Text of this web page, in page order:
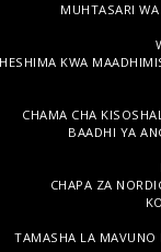
MUHTASARI
HESHIMA KWA
CHAMA CHA
BAADHI YA
CHAPA ZA
TAMASHA LA MAVUNO